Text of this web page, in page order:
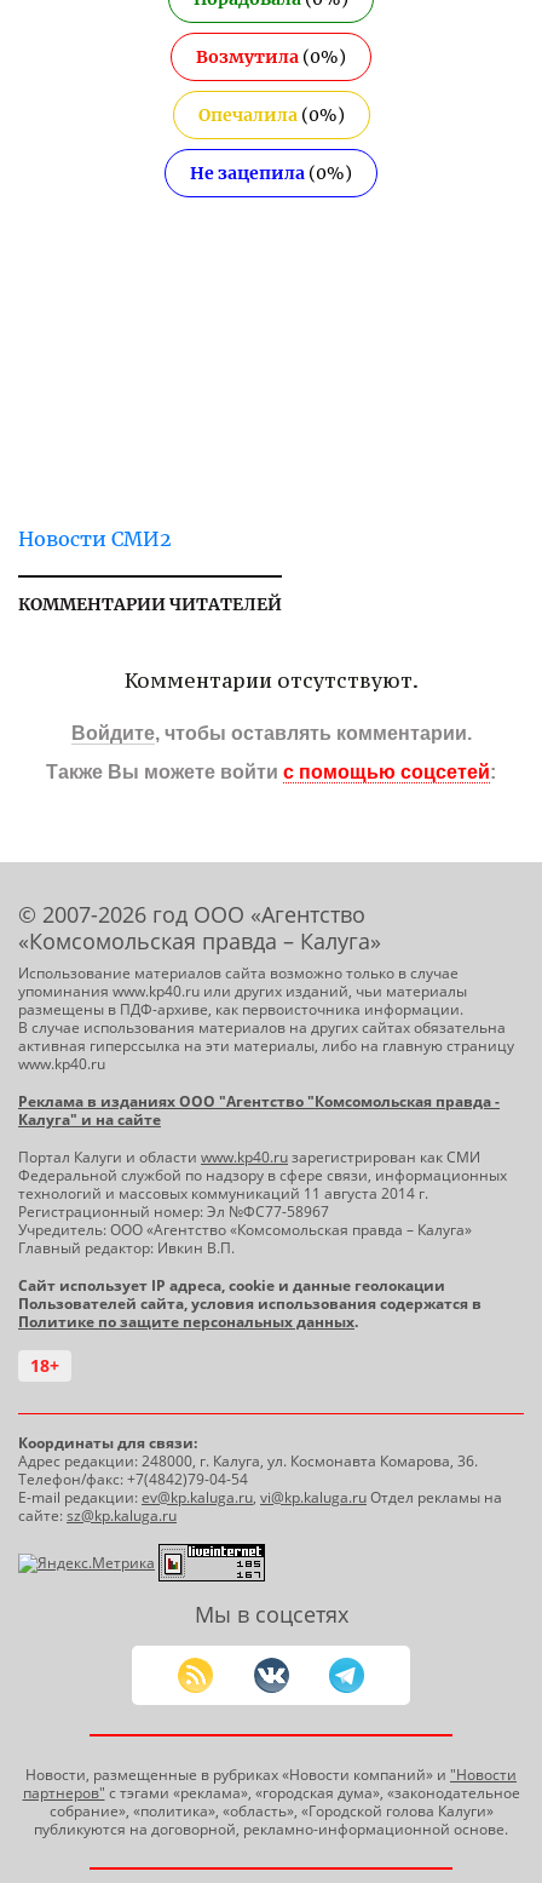
Возмутила (0%)
Опечалила(0%)
Не зацепила (0%)
Новости СМИ2
КОММЕНТАРИИ ЧИТАТЕЛЕЙ
Комментарии отсутствуют.
Войдите, чтобы оставлять комментарии.
Также Вы можете войти с помощью соцсетей:
© 2007-2026 год ООО «Агентство
«Комсомольская правда – Калуга»
Использование материалов сайта возможно только в случае
упоминания www.kp40.ru или других изданий, чьи материалы
размещены в ПДФ-архиве, как первоисточника информации.
В случае использования материалов на других сайтах обязательна
активная гиперссылка на эти материалы, либо на главную страницу
www.kp40.ru
Реклама в изданиях ООО "Агентство "Комсомольская правда -
Калуга" и на сайте
Портал Калуги и области www.kp40.ruзарегистрирован как СМИ
Федеральной службой по надзору в сфере связи, информационных
технологий и массовых коммуникаций 11 августа 2014 г.
Регистрационный номер: Эл №ФС77-58967
Учредитель: ООО «Агентство «Комсомольская правда – Калуга»
Главный редактор: Ивкин В.П.
Сайт использует IP адреса, cookie и данные геолокации
Пользователей сайта, условия использования содержатся в
Политике по защите персональных данных.
18+
Координаты для связи:
Адрес редакции: 248000, г. Калуга, ул. Космонавта Комарова, 36.
Телефон/факс: +7(4842)79-04-54
E-mail редакции:ev@kp.kaluga.ru, vi@kp.kaluga.ruОтдел рекламы на
сайте:sz@kp.kaluga.ru
Мы в соцсетях
Новости, размещенные в рубриках «Новости компаний» и "Новости
партнеров" с тэгами «реклама», «городская дума», «законодательное
собрание», «политика», «область», «Городской голова Калуги»
публикуются на договорной, рекламно-информационной основе.